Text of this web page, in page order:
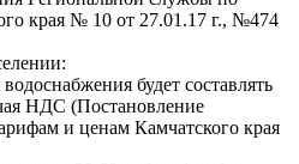
края № 10 от 27.01.17 г., №474
будет составлять
НДС (Постановление
и ценам Камчатского края